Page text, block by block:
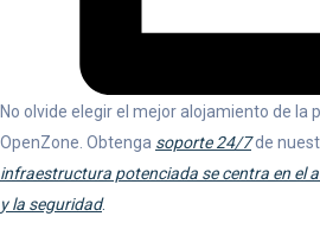
No olvide elegir el mejor alojamiento de
OpenZone. Obtenga soporte 24/7de
infraestructura potenciada se centra en el
y la seguridad.